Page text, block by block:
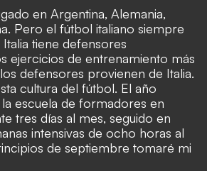
en Argentina, Alemania,
Pero el fútbol italiano siempre
tiene defensores
ejercicios de entrenamiento más
defensores provienen de Italia.
cultura del fútbol. El año
escuela de formadores en
tres días al mes, seguido en
intensivas de ocho horas al
de septiembre tomaré mi